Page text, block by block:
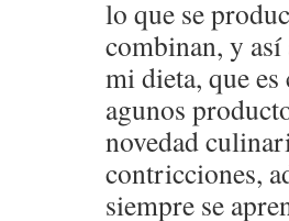
lo que se
combinan, y
mi dieta, que
agunos
novedad
contricciones,
siempre se